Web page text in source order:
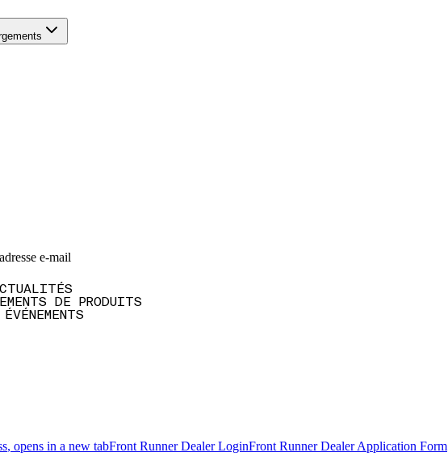
e-mail
DE PRODUITS
, opens in a new tabFront Runner Dealer LoginFront Runner Dealer Application Form